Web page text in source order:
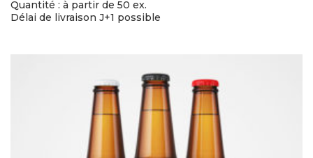
Quantité : à partir de 50 ex.
Délai de livraison J+1 possible